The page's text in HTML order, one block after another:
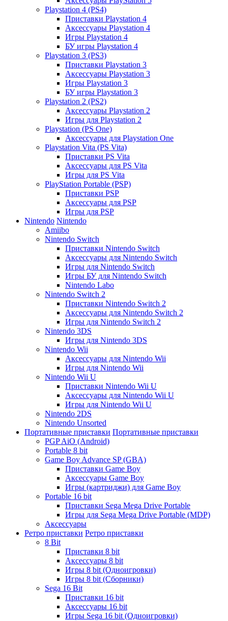
Playstation 4 (PS4)
Приставки Playstation 4
Аксессуары Playstation 4
Игры Playstation 4
БУ игры Playstation 4
Playstation 3 (PS3)
Приставки Playstation 3
Аксессуары Playstation 3
Игры Playstation 3
БУ игры Playstation 3
Playstation 2 (PS2)
Аксессуары Playstation 2
Игры для Playstation 2
Playstation (PS One)
Аксессуары для Playstation One
Playstation Vita (PS Vita)
Приставки PS Vita
Аксессуары для PS Vita
Игры для PS Vita
PlayStation Portable (PSP)
Приставки PSP
Аксессуары для PSP
Игры для PSP
Nintendo Nintendo
Amiibo
Nintendo Switch
Приставки Nintendo Switch
Аксессуары для Nintendo Switch
Игры для Nintendo Switch
Игры БУ для Nintendo Switch
Nintendo Labo
Nintendo Switch 2
Приставки Nintendo Switch 2
Аксессуары для Nintendo Switch 2
Игры для Nintendo Switch 2
Nintendo 3DS
Игры для Nintendo 3DS
Nintendo Wii
Аксессуары для Nintendo Wii
Игры для Nintendo Wii
Nintendo Wii U
Приставки Nintendo Wii U
Аксессуары для Nintendo Wii U
Игры для Nintendo Wii U
Nintendo 2DS
Nintendo Unsorted
Портативные приставки Портативные приставки
PGP AiO (Android)
Portable 8 bit
Game Boy Advance SP (GBA)
Приставки Game Boy
Аксессуары Game Boy
Игры (картриджи) для Game Boy
Portable 16 bit
Приставки Sega Mega Drive Portable
Игры для Sega Mega Drive Portable (MDP)
Аксессуары
Ретро приставки Ретро приставки
8 Bit
Приставки 8 bit
Аксессуары 8 bit
Игры 8 bit (Одноигровки)
Игры 8 bit (Сборники)
Sega 16 Bit
Приставки 16 bit
Аксессуары 16 bit
Игры Sega 16 bit (Одноигровки)